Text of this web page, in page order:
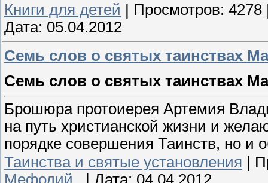
Книги для детей
Просмотров: 4278
Дата: 05.04.2012
Семь слов о святых таинствах
Семь слов о святых таинствах
Брошюра протоиерея Артемия
на путь христианской жизни и
порядке совершения Таинств, но и
Таинства и святые установления |
Мефодий_
| Дата: 04.04.2012